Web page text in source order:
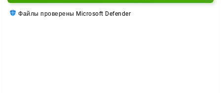
Файлы проверены Microsoft Defender